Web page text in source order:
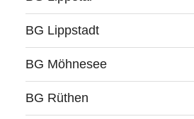
BG Lippstadt
BG Möhnesee
BG Rüthen